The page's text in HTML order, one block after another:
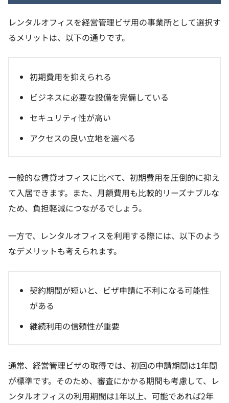
レンタルオフィスを経営管理ビザ用の事業所として選択す
るメリットは、以下の通りです。
初期費用を抑えられる
ビジネスに必要な設備を完備している
セキュリティ性が高い
アクセスの良い立地を選べる
一般的な賃貸オフィスに比べて、初期費用を圧倒的に抑え
て入居できます。また、月額費用も比較的リーズナブルな
ため、負担軽減につながるでしょう。
一方で、レンタルオフィスを利用する際には、以下のよう
なデメリットも考えられます。
契約期間が短いと、ビザ申請に不利になる可能性
がある
継続利用の信頼性が重要
通常、経営管理ビザの取得では、初回の申請期間は1年間
が標準です。そのため、審査にかかる期間も考慮して、レ
ンタルオフィスの利用期間は1年以上、可能であれば2年